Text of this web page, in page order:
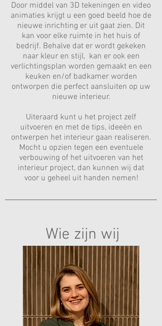
Door middel van 3D tekeningen en video
animaties krijgt u een goed beeld hoe de
nieuwe inrichting er uit gaat zien. Dit
kan voor elke ruimte in het huis of
bedrijf. Behalve dat er wordt gekeken
naar kleur en stijl, kan er ook een
verlichtingsplan worden gemaakt en een
keuken en/of badkamer worden
ontworpen die perfect aansluiten op uw
nieuwe interieur.
Uiteraard kunt u het project zelf
uitvoeren en met de tips, ideeën en
ontwerpen het interieur gaan realiseren.
Mocht u opzien tegen een eventuele
verbouwing of het uitvoeren van het
interieur project, dan kunnen wij dat
voor u geheel uit handen nemen!
Wie zijn wij